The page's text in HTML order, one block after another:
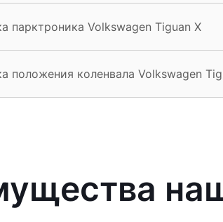
парктроника Volkswagen Tiguan X
положения коленвала Volkswagen